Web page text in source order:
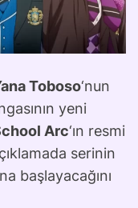
Toboso‘nun
yeni
Arc‘ın resmi
serinin
başlayacağını